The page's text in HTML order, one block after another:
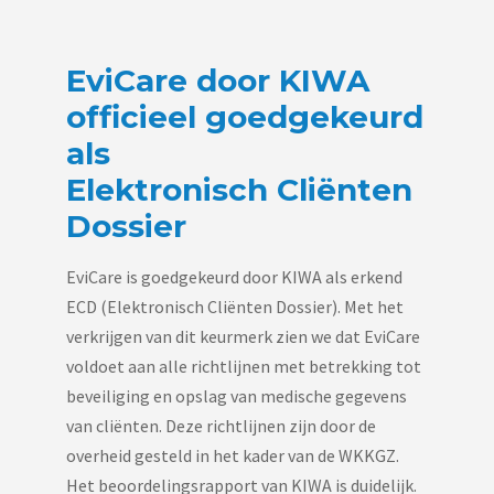
EviCare door KIWA
officieel goedgekeurd
als
Elektronisch Cliënten
Dossier
EviCare is goedgekeurd door KIWA als erkend
ECD (Elektronisch Cliënten Dossier). Met het
verkrijgen van dit keurmerk zien we dat EviCare
voldoet aan alle richtlijnen met betrekking tot
beveiliging en opslag van medische gegevens
van cliënten. Deze richtlijnen zijn door de
overheid gesteld in het kader van de WKKGZ.
Het beoordelingsrapport van KIWA is duidelijk.